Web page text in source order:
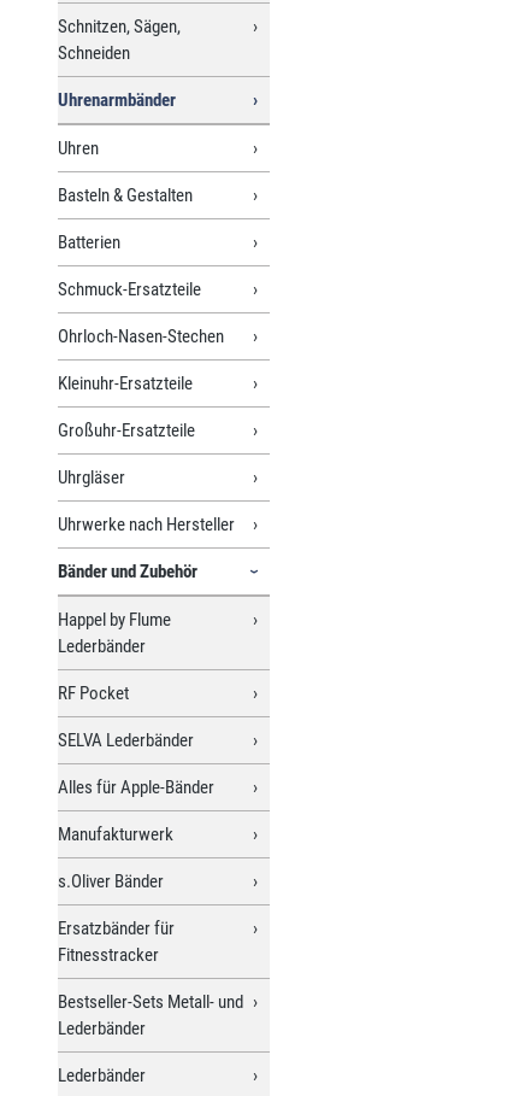
Schnitzen, Sägen,
Schneiden
Uhrenarmbänder
Uhren
Basteln & Gestalten
Batterien
Schmuck-Ersatzteile
Ohrloch-Nasen-Stechen
Kleinuhr-Ersatzteile
Großuhr-Ersatzteile
Uhrgläser
Uhrwerke nach Hersteller
Bänder und Zubehör
Happel by Flume
Lederbänder
RF Pocket
SELVA Lederbänder
Alles für Apple-Bänder
Manufakturwerk
s.Oliver Bänder
Ersatzbänder für
Fitnesstracker
Bestseller-Sets Metall- und
Lederbänder
Lederbänder